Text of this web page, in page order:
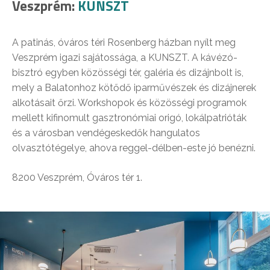
Veszprém: KUNSZT
A patinás, óváros téri Rosenberg házban nyílt meg
Veszprém igazi sajátossága, a KUNSZT. A kávézó-
bisztró egyben közösségi tér, galéria és dizájnbolt is,
mely a Balatonhoz kötődő iparművészek és dizájnerek
alkotásait őrzi. Workshopok és közösségi programok
mellett kifinomult gasztronómiai origó, lokálpatrióták
és a városban vendégeskedők hangulatos
olvasztótégelye, ahova reggel-délben-este jó benézni.
8200 Veszprém, Óváros tér 1.